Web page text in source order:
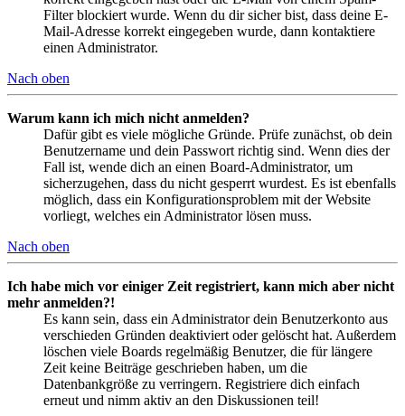
Filter blockiert wurde. Wenn du dir sicher bist, dass deine E-
Mail-Adresse korrekt eingegeben wurde, dann kontaktiere
einen Administrator.
Nach oben
Warum kann ich mich nicht anmelden?
Dafür gibt es viele mögliche Gründe. Prüfe zunächst, ob dein
Benutzername und dein Passwort richtig sind. Wenn dies der
Fall ist, wende dich an einen Board-Administrator, um
sicherzugehen, dass du nicht gesperrt wurdest. Es ist ebenfalls
möglich, dass ein Konfigurationsproblem mit der Website
vorliegt, welches ein Administrator lösen muss.
Nach oben
Ich habe mich vor einiger Zeit registriert, kann mich aber nicht
mehr anmelden?!
Es kann sein, dass ein Administrator dein Benutzerkonto aus
verschieden Gründen deaktiviert oder gelöscht hat. Außerdem
löschen viele Boards regelmäßig Benutzer, die für längere
Zeit keine Beiträge geschrieben haben, um die
Datenbankgröße zu verringern. Registriere dich einfach
erneut und nimm aktiv an den Diskussionen teil!